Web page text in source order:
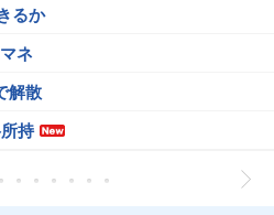
るか
ネ
解散
持